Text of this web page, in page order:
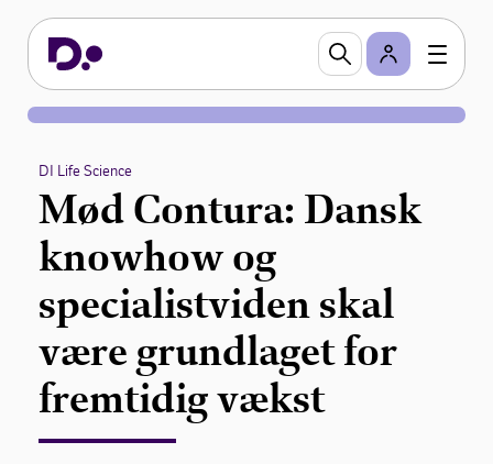
DI Life Science
Mød Contura: Dansk
knowhow og
specialistviden skal
være grundlaget for
fremtidig vækst